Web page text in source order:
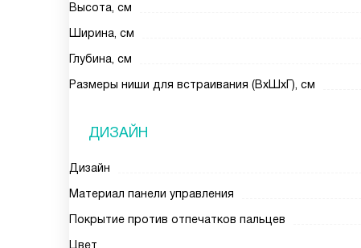
Высота, см
Ширина, см
Глубина, см
Размеры ниши для встраивания (ВxШxГ), см
ДИЗАЙН
Дизайн
Материал панели управления
Покрытие против отпечатков пальцев
Цвет